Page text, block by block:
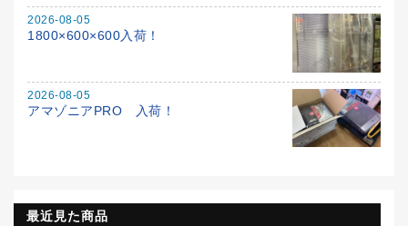
2026-08-05
1800×600×600入荷！
2026-08-05
アマゾニアPRO 入荷！
最近見た商品